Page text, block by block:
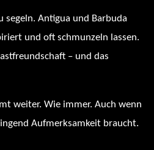
segeln. Antigua und Barbuda
und oft schmunzeln lassen.
– und das
weiter. Wie immer. Auch wenn
Aufmerksamkeit braucht.